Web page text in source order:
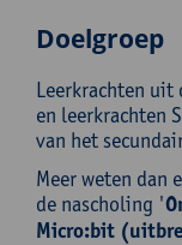
Doelgroep
Leerkrachten uit
en leerkrachten
van het
Meer weten dan
de nascholing '
Micro:bit